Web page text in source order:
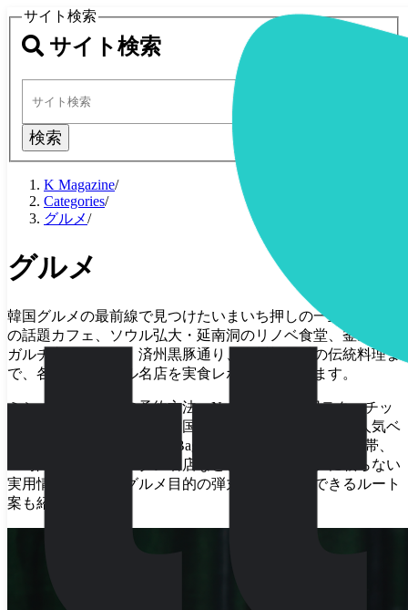
サイト検索
サイト検索
検索
K Magazine/
Categories/
グルメ/
グルメ
韓国グルメの最前線で見つけたいまいち押しの一皿。聖水洞
の話題カフェ、ソウル弘大・延南洞のリノベ食堂、釜山チャ
ガルチ市場の海鮮、済州黒豚通り、全州韓屋村の伝統料理ま
で、各地のローカル名店を実食レポでお届けします。
ミシュラン掲載店の予約方法、Naver Mapの活用テク、チッ
プ・席チャージの常識、韓国コンビニの最新フード、人気ベ
ーカリーNudake・London Bagel Museumの並ばない時間帯、
24時間営業のサムゲタン名店など、ガイドブックに載らない
実用情報を充実。グルメ目的の弾丸旅でも満足できるルート
案も紹介中。